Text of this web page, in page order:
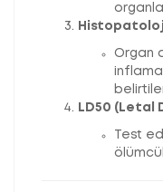
Organ
LD50 (Letal
Test